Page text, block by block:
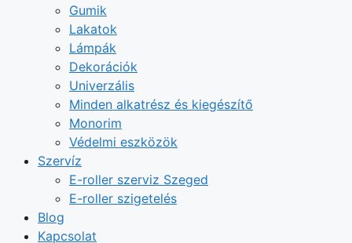
Gumik
Lakatok
Lámpák
Dekorációk
Univerzális
Minden alkatrész és kiegészítő
Monorim
Védelmi eszközök
Szervíz
E-roller szerviz Szeged
E-roller szigetelés
Blog
Kapcsolat